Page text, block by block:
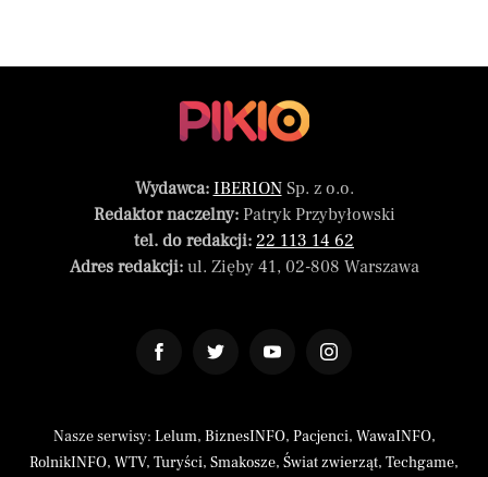
Wydawca: IBERIONSp. z o.o.
Redaktor naczelny:Patryk Przybyłowski
tel. do redakcji: 22 113 14 62
Adres redakcji:ul. Zięby 41, 02-808 Warszawa
Nasze serwisy: Lelum, BiznesINFO, Pacjenci, WawaINFO,
RolnikINFO, WTV, Turyści, Smakosze, Świat zwierząt, Techgame,